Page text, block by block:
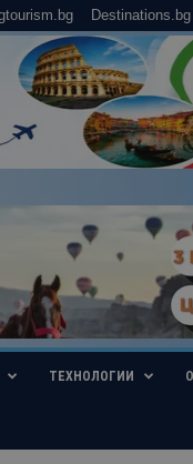
Destinations.bg
ТЕХНОЛОГИИ